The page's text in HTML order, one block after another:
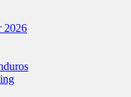
2026